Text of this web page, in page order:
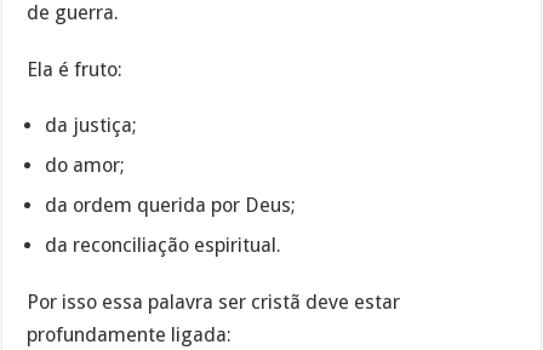
de guerra.
Ela é fruto:
da justiça;
do amor;
da ordem querida por Deus;
da reconciliação espiritual.
Por isso essa palavra ser cristã deve estar
profundamente ligada: